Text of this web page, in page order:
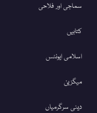
سماجی اور فلاحی
کتابیں
اسلامی ایونٹس
میگزین
دینی سرگرمیاں